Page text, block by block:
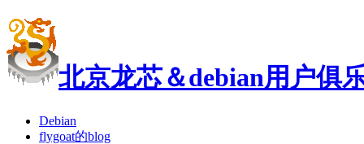
北京龙芯＆debian用户俱
Debian
flygoat的blog